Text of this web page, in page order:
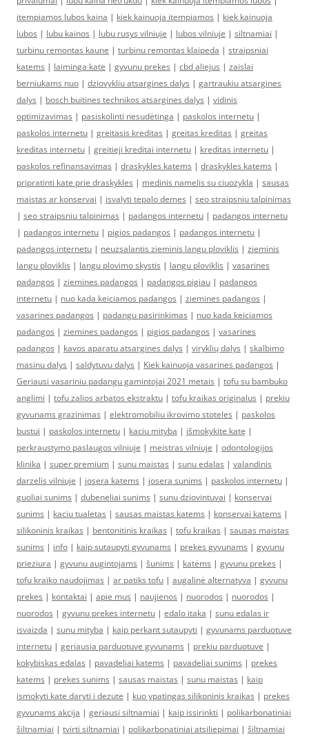
itempiamos lubos kaina | kiek kainuoja itempiamos | kiek kainuoja
lubos | lubu kainos | lubu rusys vilniuje | lubos vilniuje | siltnamiai |
turbinu remontas kaune | turbinu remontas klaipeda | straipsniai
katems | laiminga kate | gyvunu prekes | cbd aliejus | zaislai
berniukams nuo | dziovykliu atsargines dalys | gartraukiu atsargines
dalys | bosch buitines technikos atsargines dalys | vidinis
optimizavimas | pasiskolinti nesudėtinga | paskolos internetu |
paskolos internetu | greitasis kreditas | greitas kreditas | greitas
kreditas internetu | greitieji kreditai internetu | kreditas internetu |
paskolos refinansavimas | draskykles katems | draskykles katems |
pripratinti kate prie draskykles | medinis namelis su ciuozykla | sausas
maistas ar konservai | isvalyti tepalo demes | seo straipsniu talpinimas
| seo straipsniu talpinimas | padangos internetu | padangos internetu
| padangos internetu | pigios padangos | padangos internetu |
padangos internetu | neuzsalantis zieminis langu ploviklis | zieminis
langu ploviklis | langu plovimo skystis | langu ploviklis | vasarines
padangos | ziemines padangos | padangos pigiau | padangos
internetu | nuo kada keiciamos padangos | ziemines padangos |
vasarines padangos | padangu pasirinkimas | nuo kada keiciamos
padangos | ziemines padangos | pigios padangos | vasarines
padangos | kavos aparatu atsargines dalys | viryklių dalys | skalbimo
masinu dalys | saldytuvu dalys | Kiek kainuoja vasarines padangos |
Geriausi vasariniu padangu gamintojai 2021 metais | tofu su bambuko
anglimi | tofu zalios arbatos ekstraktu | tofu kraikas originalus | prekiu
gyvunams grazinimas | elektromobiliu ikrovimo stoteles | paskolos
bustui | paskolos internetu | kaciu mityba | išmokykite katę |
perkraustymo paslaugos vilniuje | meistras vilniuje | odontologijos
klinika | super premium | sunu maistas | sunu edalas | valandinis
darzelis vilniuje | josera katems | josera sunims | paskolos internetu |
guoliai sunims | dubeneliai sunims | sunu dziovintuvai | konservai
sunims | kaciu tualetas | sausas maistas katems | konservai katems |
silikoninis kraikas | bentonitinis kraikas | tofu kraikas | sausas maistas
sunims | info | kaip sutaupyti gyvunams | prekes gyvunams | gyvunu
prieziura | gyvunu augintojams | šunims | katėms | gyvunu prekes |
tofu kraiko naudojimas | ar patiks tofu | augalinė alternatyva | gyvunu
prekes | kontaktai | apie mus | naujienos | nuorodos | nuorodos |
nuorodos | gyvunu prekes internetu | edalo itaka | sunu edalas ir
isvaizda | sunu mityba | kaip perkant sutaupyti | gyvunams parduotuve
internetu | geriausia parduotuve gyvunams | prekiu parduotuve |
kokybiskas edalas | pavadeliai katems | pavadeliai sunims | prekes
katems | prekes sunims | sausas maistas | sunu maistas | kaip
ismokyti kate daryti i dezute | kuo ypatingas silikoninis kraikas | prekes
gyvunams akcija | geriausi siltnamiai | kaip issirinkti | polikarbonatiniai
šiltnamiai | tvirti siltnamiai | polikarbonatiniai atsiliepimai | šiltnamiai